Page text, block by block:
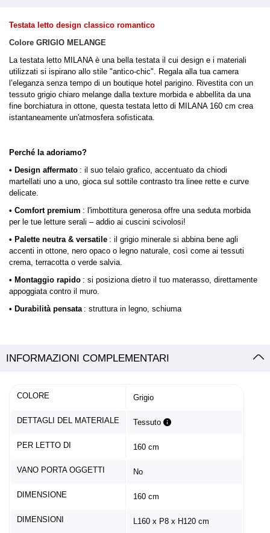
Testata letto design classico romantico
Colore GRIGIO MELANGE
La testata letto MILANA è una bella testata il cui design e i materiali
utilizzati si ispirano allo stile "antico-chic". Regala alla tua camera
l’eleganza senza tempo di un boutique hotel parigino. Rivestita con un
tessuto grigio chiaro melange dalla texture morbida e abbellita da una
fine borchiatura in ottone, questa testata letto di MILANA 160 cm crea
istantaneamente un'atmosfera sofisticata.
Perché la adoriamo?
• Design affermato : il suo telaio grafico, accentuato da chiodi
martellati uno a uno, gioca sul sottile contrasto tra linee rette e curve
delicate.
• Comfort premium : l'imbottitura generosa offre una seduta morbida
per le tue letture serali – addio ai cuscini scivolosi!
• Palette neutra & versatile : il grigio minerale si abbina bene agli
accenti in ottone, nero opaco o legno naturale, così come ai tessuti
crema, terracotta o verde salvia.
• Montaggio rapido : si posiziona dietro il tuo materasso, direttamente
appoggiata contro il muro.
• Durabilità pensata : struttura in legno, schiuma
INFORMAZIONI COMPLEMENTARI
COLORE Grigio
DETTAGLI DEL MATERIALE Tessuto
PER LETTO DI 160 cm
VANO PORTA OGGETTI No
DIMENSIONE 160 cm
DIMENSIONI L160 x P8 x H120 cm